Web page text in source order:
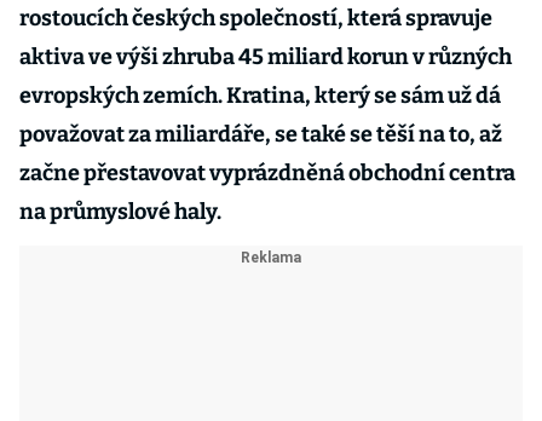
rostoucích českých společností, která spravuje
aktiva ve výši zhruba 45 miliard korun v různých
evropských zemích. Kratina, který se sám už dá
považovat za miliardáře, se také se těší na to, až
začne přestavovat vyprázdněná obchodní centra
na průmyslové haly.